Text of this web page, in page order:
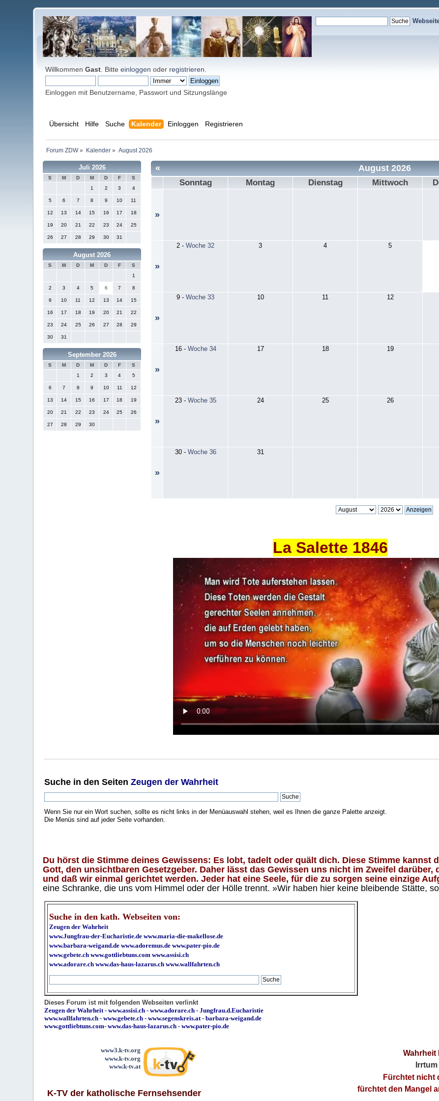
WillkommenGast . Bitteeinloggen oder registrieren
Einloggen mit Benutzername, Passwort und Sitzungslänge
Übersicht Hilfe Suche Kalender Einloggen Registrieren
Forum ZDW» Kalender» August 2026
Juli 2026
S M D M D F
S
1
2 3 4
5 6 7 8 9 10 11
12 13 14 15 16 17 18
19 20 21 22 23 24 25
26 27 28 29 30 31
August 2026
S M D M D F
S
1
2 3 4 5 6 7 8
9 10 11 12 13 14 15
16 17 18 19 20 21 22
23 24 25 26 27 28 29
30 31
September 2026
S M D M D F
S
1
2 3 4 5
6 7 8 9 10 11 12
13 14 15 16 17 18 19
20 21 22 23 24 25 26
27 28 29 30
« August 2026
Sonntag Montag Dienstag Mittwoch
»
»
2 -Woche 32 3 4 5
»
9 -Woche 33 10 11 12
»
16- Woche 34 17 18 19
»
23- Woche 35 24 25 26
»
30- Woche 36 31
La Salette 1846
Suche in den SeitenZeugen der Wahrheit
Wenn Sie nur ein Wort suchen, sollte es nicht links in der Menüauswahl stehen, weil es Ihnen die ganze Palette anzeigt.
Die Menüs sind auf jeder Seite vorhanden.
Du hörst die Stimme deines Gewissens: Es lobt, tadelt oder quält dich. Diese Stimme kannst
Gott, den unsichtbaren Gesetzgeber. Daher lässt das Gewissen uns nicht im Zweifel
und daß wir einmal gerichtet werden. Jeder hat eine Seele, für die zu sorgen seine einzige
eine Schranke, die uns vom Himmel oder der Hölle trennt. »Wir haben hier keine bleibende Stätte,
Suche in den kath. Webseiten von:
Zeugen der Wahrheit
www.Jungfrau-der-Eucharistie.de www.maria-die-makellose.de
www.barbara-weigand.de www.adoremus.de www.pater-pio.de
www.gebete.ch www.gottliebtuns.com www.assisi.ch
www.adorare.ch www.das-haus-lazarus.ch www.wallfahrten.ch
Dieses Forum ist mit folgenden Webseiten verlinkt
Zeugen der Wahrheit -www.assisi.ch -www.adorare.ch -Jungfrau.d.Eucharistie
www.wallfahrten.ch -www.gebete.ch -www.segenskreis.at -barbara-weigand.de
www.gottliebtuns.com-www.das-haus-lazarus.ch - www.pater-pio.de
www3.k-tv.org
www.k-tv.org
www.k-tv.at
K-TV der katholische Fernsehsender
Wahrheit
Fürchtet nicht
fürchtet den Mangel